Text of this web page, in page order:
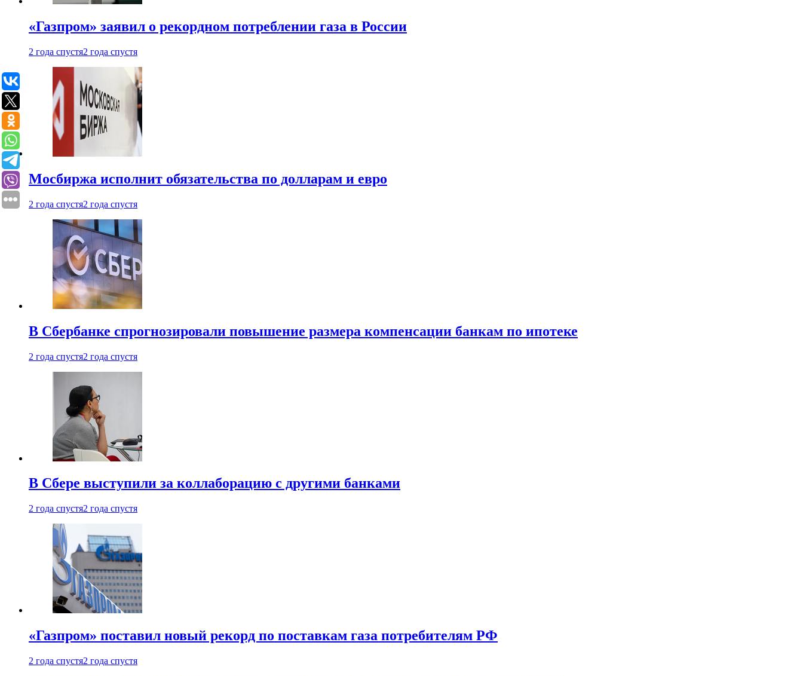
«Газпром» заявил о рекордном потреблении газа в России
2 года спустя2 года спустя
Мосбиржа исполнит обязательства по долларам и евро
2 года спустя2 года спустя
В Сбербанке спрогнозировали повышение размера компенсации банкам по ипотеке
2 года спустя2 года спустя
В Сбере выступили за коллаборацию с другими банками
2 года спустя2 года спустя
«Газпром» поставил новый рекорд по поставкам газа потребителям РФ
2 года спустя2 года спустя